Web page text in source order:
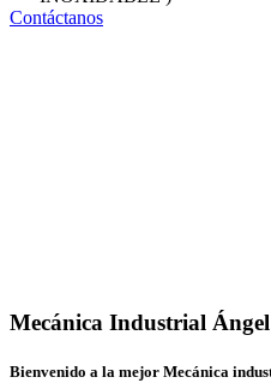
Contáctanos
Mecánica Industrial
Bienvenido a la mejor Mecánica